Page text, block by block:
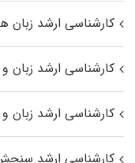
کارشناسی ارشد زبان‌
کارشناسی ارشد زبان و
کارشناسی ارشد زبان
کارشناسی ارشد